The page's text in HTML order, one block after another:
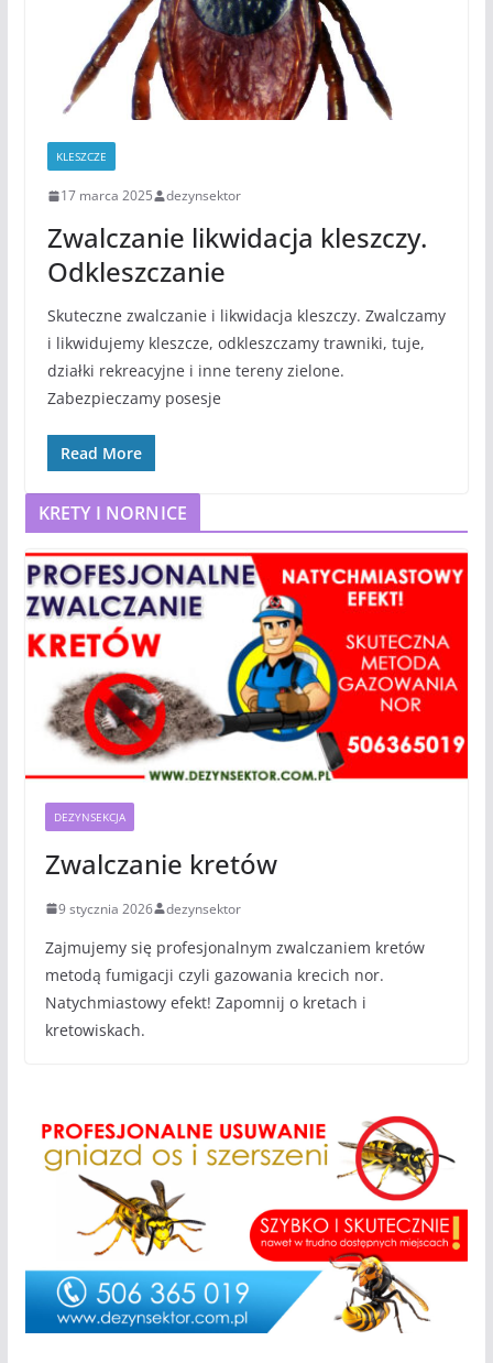
KLESZCZE
17 marca 2025 dezynsektor
Zwalczanie likwidacja kleszczy.
Odkleszczanie
Skuteczne zwalczanie i likwidacja kleszczy. Zwalczamy
i likwidujemy kleszcze, odkleszczamy trawniki, tuje,
działki rekreacyjne i inne tereny zielone.
Zabezpieczamy posesje
Read More
KRETY I NORNICE
DEZYNSEKCJA
Zwalczanie kretów
9 stycznia 2026 dezynsektor
Zajmujemy się profesjonalnym zwalczaniem kretów
metodą fumigacji czyli gazowania krecich nor.
Natychmiastowy efekt! Zapomnij o kretach i
kretowiskach.